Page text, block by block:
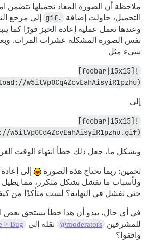
ملاحظة أن الصورة المعاد تحميلها تتضمن
التحميل، حاولت إضافة
.gif
إلى مرجع
وعندها تعمل عملية إعادة الخبز فورًا كما
نفس الصورة المشكلة عشرات المرات.
شيء مثل
![foobar|15x15]
(upload://w5ilVpOCq4ZcvEahAisyiR1pzhu)
إلى
![foobar|15x15]
(upload://w5ilVpOCq4ZcvEahAisyiR1pzhu.gif)
وبشكل ما، جعل ذلك خطأ انتهاء الوقت
تخمين: ربما تحتاج هذه الصورة
إلى
ولأسباب ما تفشل بشكل متكرر، مما يطيل
حتى تفشل في النهاية؟ لست متأكدًا من
في أي حال، يبدو أن هذا خطأ يستحق بعض
للمشرفين
@moderators نقله إلى > Bug
وافقوا؟